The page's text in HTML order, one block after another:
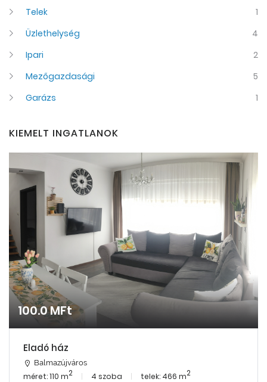
Telek
1
Üzlethelység
4
Ipari
2
Mezőgazdasági
5
Garázs
1
KIEMELT INGATLANOK
100.0 MFt
Eladó ház
Balmazújváros
méret: 110 m2 4 szoba telek: 466 m2